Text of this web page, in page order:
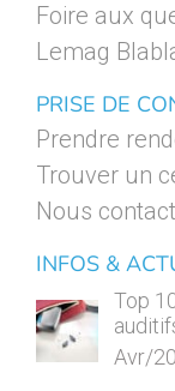
Foire aux
Lemag
PRISE DE
Prendre
Trouver un
Nous
INFOS &
Top
Avr/